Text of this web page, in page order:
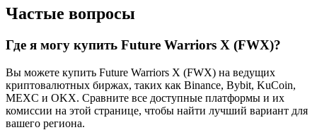
Частые вопросы
Где я могу купить Future Warriors X (FWX)?
Вы можете купить Future Warriors X (FWX) на ведущих
криптовалютных биржах, таких как Binance, Bybit, KuCoin,
MEXC и OKX. Сравните все доступные платформы и их
комиссии на этой странице, чтобы найти лучший вариант для
вашего региона.